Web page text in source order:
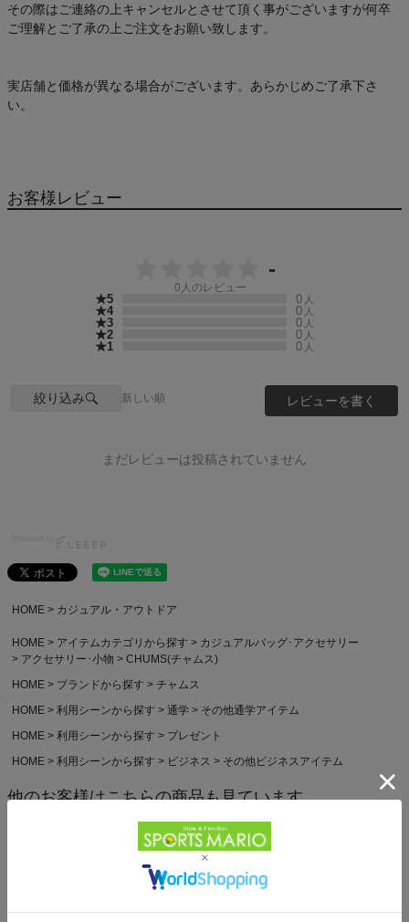
その際はご連絡の上キャンセルとさせて頂く事がございますが何卒
ご理解とご了承の上ご注文をお願い致します。
実店舗と価格が異なる場合がございます。あらかじめご了承下さ
い。
お客様レビュー
-
0 人のレビュー
★5 0 人
★4 0 人
★3 0 人
★2 0 人
★1 0 人
絞り込み 新しい順 レビューを書く
まだレビューは投稿されていません
HOME カジュアル・アウトドア
HOME アイテムカテゴリから探す
カジュアルバッグ･アクセサリー
アクセサリー･小物
CHUMS(チャムス)
HOME
ブランドから探す
チャムス
HOME
利用シーンから探す 通学
その他通学アイテム
HOME
利用シーンから探す
プレゼント
HOME
利用シーンから探す ビジネス その他ビジネスアイテム
他のお客様はこちらの商品も見ています